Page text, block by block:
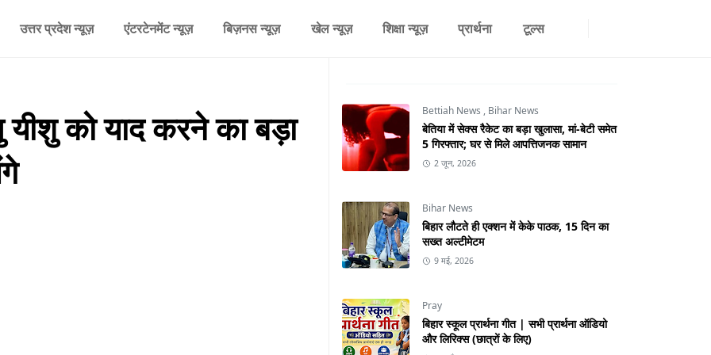
उत्तर प्रदेश न्यूज़ एंटरटेनमेंट न्यूज़ बिज़नस न्यूज़ खेल न्यूज़ शिक्षा न्यूज़ प्रार्थना टूल्स
को याद करने का बड़ा
Bettiah News , Bihar News
बेतिया में सेक्स रैकेट का बड़ा खुलासा, मां-बेटी समेत
5 गिरफ्तार; घर से मिले आपत्तिजनक सामान
2 जून, 2026
Bihar News
बिहार लौटते ही एक्शन में केके पाठक, 15 दिन का
सख्त अल्टीमेटम
9 मई, 2026
Pray
बिहार स्कूल प्रार्थना गीत | सभी प्रार्थना ऑडियो
और लिरिक्स (छात्रों के लिए)